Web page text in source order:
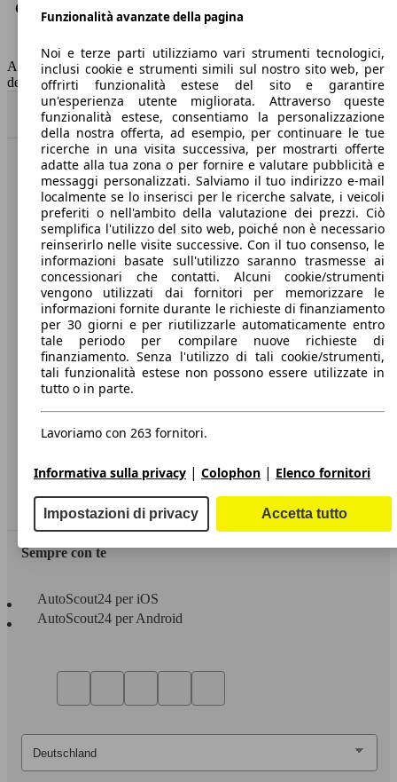
Consumo (combinato)*
5.6 l/100km
Capacità del serbatoio
60 l
AutoScout24 non si assume alcuna responsabilità per la correttezza
dei dati.
Torna su
Benvenuti su AutoScout24, il mercato auto europeo.
Società
A proposito di AutoScout24
Stampa
Media
Condizioni generali
Informazioni
Privacy
Dichiarazione di Accessibilità
Servizi
Area rivenditori
Sempre con te
AutoScout24 per iOS
AutoScout24 per Android
Funzionalità avanzate della pagina
Noi e terze parti utilizziamo vari strumenti tecnologici,
inclusi cookie e strumenti simili sul nostro sito web, per
offrirti funzionalità estese del sito e garantire
un'esperienza utente migliorata. Attraverso queste
funzionalità estese, consentiamo la personalizzazione
della nostra offerta, ad esempio, per continuare le tue
ricerche in una visita successiva, per mostrarti offerte
adatte alla tua zona o per fornire e valutare pubblicità e
messaggi personalizzati. Salviamo il tuo indirizzo e-mail
localmente se lo inserisci per le ricerche salvate, i veicoli
preferiti o nell'ambito della valutazione dei prezzi. Ciò
semplifica l'utilizzo del sito web, poiché non è necessario
reinserirlo nelle visite successive. Con il tuo consenso, le
informazioni basate sull'utilizzo saranno trasmesse ai
concessionari che contatti. Alcuni cookie/strumenti
vengono utilizzati dai fornitori per memorizzare le
informazioni fornite durante le richieste di finanziamento
per 30 giorni e per riutilizzarle automaticamente entro
tale periodo per compilare nuove richieste di
finanziamento. Senza l'utilizzo di tali cookie/strumenti,
tali funzionalità estese non possono essere utilizzate in
tutto o in parte.
Lavoriamo con 263 fornitori.
Informativa sulla privacy | Colophon | Elenco fornitori
Impostazioni di privacy Accetta tutto